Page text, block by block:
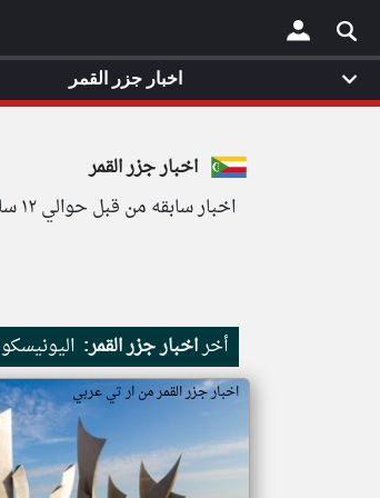
×
اخبار جزر القمر
اخبار سابقه من قبل حوالي ١٢ ساعة
أخراخبار جزر القمر:
اخبار جزر القمر من ار تي عربي
اخبار جزر القمر